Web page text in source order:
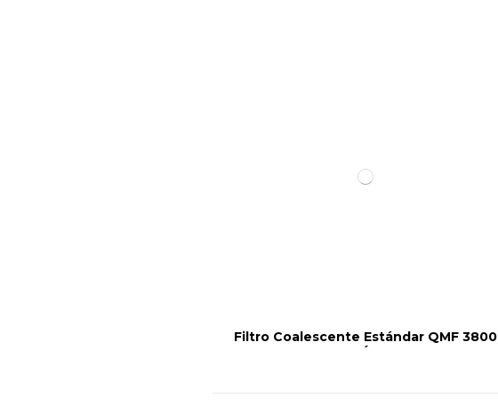
Filtro Coalescente Estándar QMF 3800
´